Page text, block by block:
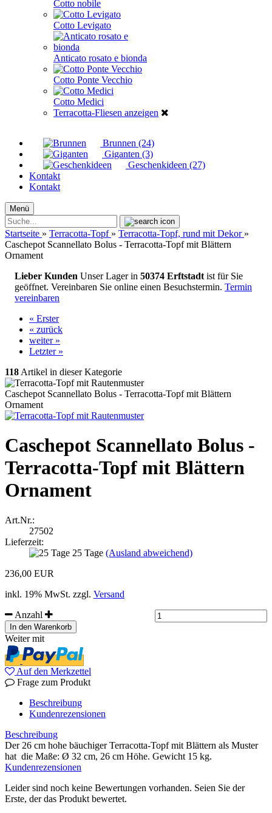
Cotto nobile
Cotto Levigato
Anticato rosato e bionda
Cotto Ponte Vecchio
Cotto Medici
Terracotta-Fliesen anzeigen
Brunnen (24)
Giganten (3)
Geschenkideen (27)
Kontakt
Kontakt
Menü
Suche...
Startseite » Terracotta-Topf » Terracotta-Topf, rund mit Dekor »
Caschepot Scannellato Bolus - Terracotta-Topf mit Blättern
Ornament
Lieber Kunden Unser Lager in 50374 Erftstadt ist für Sie
geöffnet. Vereinbaren Sie online einen Besuchstermin. Termin
vereinbaren
« Erster
« zurück
weiter »
Letzter »
118 Artikel in dieser Kategorie
Caschepot Scannellato Bolus - Terracotta-Topf mit Blättern
Ornament
Caschepot Scannellato Bolus -
Terracotta-Topf mit Blättern
Ornament
Art.Nr.:
27502
Lieferzeit:
25 Tage (Ausland abweichend)
236,00 EUR
inkl. 19% MwSt. zzgl. Versand
Anzahl
Weiter mit
Auf den Merkzettel
Frage zum Produkt
Beschreibung
Kundenrezensionen
Beschreibung
Der 26 cm hohe bäuchiger Terracotta-Topf mit Blättern als Muster
hat die Maße: Ø 32 cm, 26 cm Höhe. Gewicht 15 kg.
Kundenrezensionen
Leider sind noch keine Bewertungen vorhanden. Seien Sie der
Erste, der das Produkt bewertet.